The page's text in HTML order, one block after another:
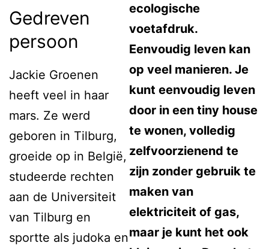
Gedreven
persoon
Jackie Groenen
heeft veel in haar
mars. Ze werd
geboren in Tilburg,
groeide op in België,
studeerde rechten
aan de Universiteit
van Tilburg en
sportte als judoka en
ecologische
voetafdruk.
Eenvoudig leven kan
op veel manieren. Je
kunt eenvoudig leven
door in een tiny house
te wonen, volledig
zelfvoorzienend te
zijn zonder gebruik te
maken van
elektriciteit of gas,
maar je kunt het ook